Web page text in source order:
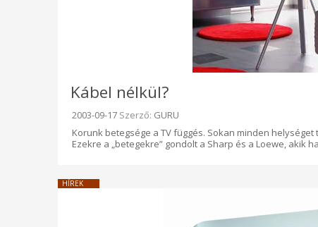
Kábel nélkül?
Beküldve:
2003-09-17 Szerző: GURU
Korunk betegsége a TV függés. Sokan minden
Ezekre a „betegekre” gondolt a Sharp és a Loewe,
HÍREK